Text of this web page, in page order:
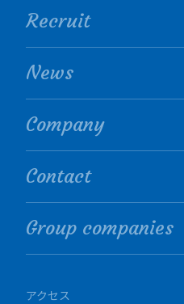
Recruit
News
Company
Contact
Group companies
アクセス